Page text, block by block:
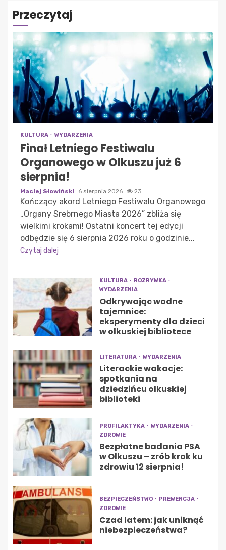
Przeczytaj
KULTURA WYDARZENIA
Finał Letniego Festiwalu
Organowego w Olkuszu już 6
sierpnia!
Maciej Słowiński 6 sierpnia 2026 23
Kończący akord Letniego Festiwalu Organowego
„Organy Srebrnego Miasta 2026” zbliża się
wielkimi krokami! Ostatni koncert tej edycji
odbędzie się 6 sierpnia 2026 roku o godzinie...
Czytaj dalej
KULTURA
ROZRYWKA
WYDARZENIA
Odkrywając wodne
tajemnice:
eksperymenty dla dzieci
w olkuskiej bibliotece
LITERATURA WYDARZENIA
Literackie wakacje:
spotkania na
dziedzińcu olkuskiej
biblioteki
PROFILAKTYKA
WYDARZENIA
ZDROWIE
Bezpłatne badania PSA
w Olkuszu – zrób krok ku
zdrowiu 12 sierpnia!
BEZPIECZEŃSTWO
PREWENCJA
ZDROWIE
Czad latem: jak uniknąć
niebezpieczeństwa?